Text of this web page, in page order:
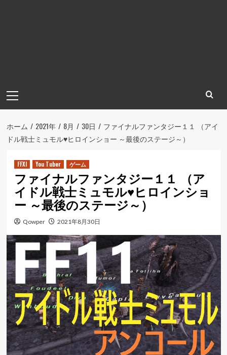
イ
ン
メ
ニ
ホーム 2021年 8月 30日
ファイナルファンタジー１１ （アイ
ドル戦士ミュモル♥ヒロインショー ～最後のステージ～）
FFXI You Tuber ゲーム
ファイナルファンタジー１１ （ア
イドル戦士ミュモル♥ヒロインショ
ー ～最後のステージ～）
Qowper 2021年8月30日